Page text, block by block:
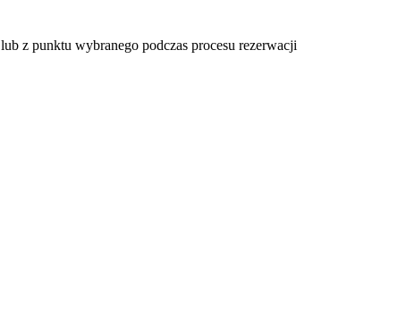
z punktu wybranego podczas procesu rezerwacji